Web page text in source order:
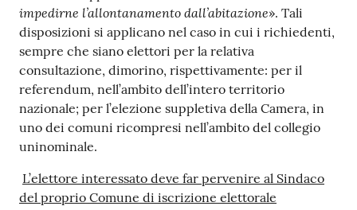
impedirne l’allontanamento dall’abitazione». Tali
disposizioni si applicano nel caso in cui i richiedenti,
sempre che siano elettori per la relativa
consultazione, dimorino, rispettivamente: per il
referendum, nell’ambito dell’intero territorio
nazionale; per l’elezione suppletiva della Camera, in
uno dei comuni ricompresi nell’ambito del collegio
uninominale.
L’elettore interessato deve far pervenire al Sindaco
del proprio Comune di iscrizione elettorale